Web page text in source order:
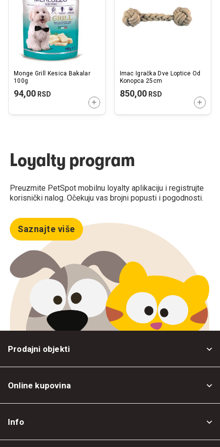
Monge Grill Kesica Bakalar
100g
94,00 RSD
DODAJTE U KORPU
Imac Igračka Dve Loptice Od
Konopca 25cm
850,00RSD
Loyalty program
Preuzmite PetSpot mobilnu loyalty aplikaciju i registrujte
korisnički nalog. Očekuju vas brojni popusti i pogodnosti.
Saznajte više
Prodajni objekti
Online kupovina
Info